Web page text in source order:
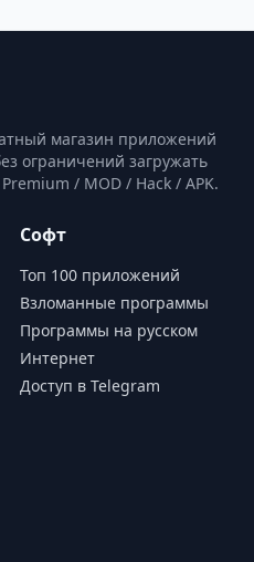
магазин приложений
ограничений загружать
/ MOD / Hack / APK.
Софт
Топ 100 приложений
Взломанные программы
Программы на русском
Интернет
Доступ в Telegram